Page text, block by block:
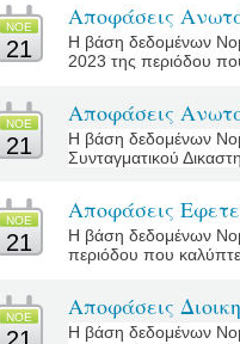
ΝΟΕ
21
Αποφάσεις
Η βάση δεδομένων
2023 της περιόδου που
ΝΟΕ
21
Αποφάσεις
Η βάση δεδομένων
Συνταγματικού
ΝΟΕ
21
Αποφάσεις
Η βάση δεδομένων
περιόδου που καλύπτει
ΝΟΕ Αποφάσεις
Η βάση δεδομένων